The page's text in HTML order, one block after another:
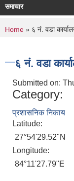
समाचार
You are
Home » ६ नं. वडा
६ नं. वडा
Submitted on:
Category:
प्रशासनिक निकाय
Latitude:
27°54'29.52"N
Longitude:
84°11'27.79"E